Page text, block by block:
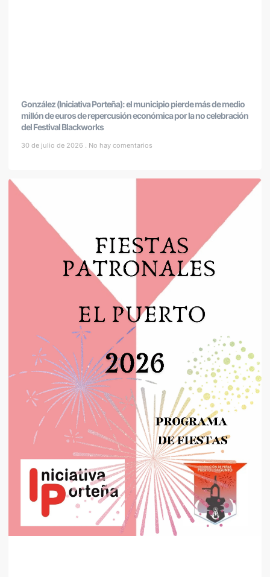
González (Iniciativa Porteña): el municipio pierde más de medio
millón de euros de repercusión económica por la no celebración
del Festival Blackworks
30 de julio de 2026 No hay comentarios